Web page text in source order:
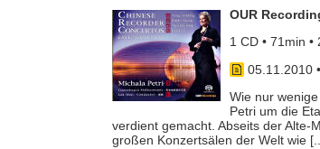
OUR
1 CD • 71min •
05.11.2010•
Wie nur
Petri um die
verdient gemacht. Abseits der Alte-
großen Konzertsälen der Welt wie